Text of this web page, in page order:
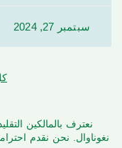
سبتمبر 27, 2024
نعترف بالمالكين
نغوناوال. نحن نقدم